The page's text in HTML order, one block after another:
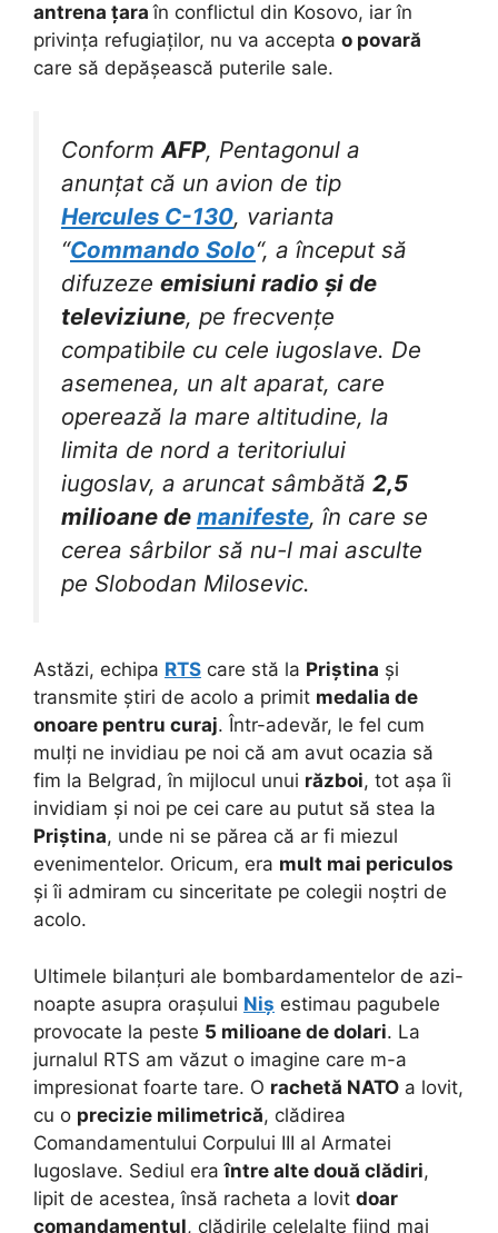
antrena țaraîn conflictul din Kosovo, iar în
privința refugiaților, nu va accepta o povară
care să depășească puterile sale.
Conform AFP, Pentagonul a
anunțat că un avion de tip
Hercules C-130, varianta
“Commando Solo“, a început să
difuzeze emisiuni radio și de
televiziune, pe frecvențe
compatibile cu cele iugoslave. De
asemenea, un alt aparat, care
operează la mare altitudine, la
limita de nord a teritoriului
iugoslav, a aruncat sâmbătă 2,5
milioane de manifeste, în care se
cerea sârbilor să nu-l mai asculte
pe Slobodan Milosevic.
Astăzi, echipa RTS care stă la Priștina și
transmite știri de acolo a primit medalia de
onoare pentru curaj. Într-adevăr, le fel cum
mulți ne invidiau pe noi că am avut ocazia să
fim la Belgrad, în mijlocul unui război, tot așa îi
invidiam și noi pe cei care au putut să stea la
Priștina, unde ni se părea că ar fi miezul
evenimentelor. Oricum, era mult mai periculos
și îi admiram cu sinceritate pe colegii noștri de
acolo.
Ultimele bilanțuri ale bombardamentelor de azi-
noapte asupra orașului Niș estimau pagubele
provocate la peste 5 milioane de dolari. La
jurnalul RTS am văzut o imagine care m-a
impresionat foarte tare. O rachetă NATO a lovit,
cu o precizie milimetrică, clădirea
Comandamentului Corpului III al Armatei
Iugoslave. Sediul eraîntre alte două clădiri,
lipit de acestea, însă racheta a lovit doar
comandamentul, clădirile celelalte fiind mai